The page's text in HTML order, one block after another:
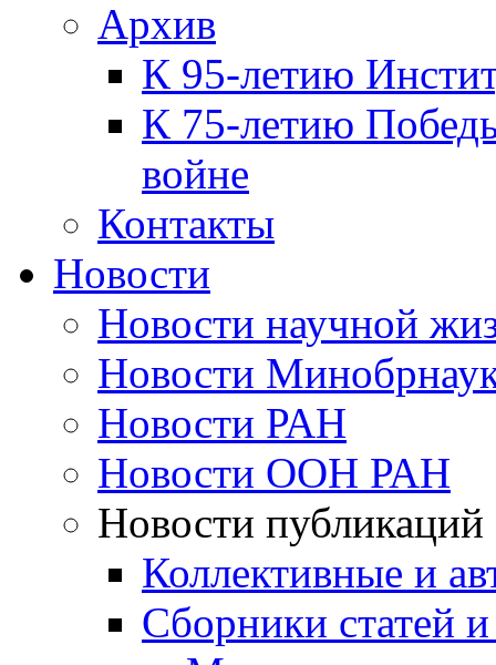
Архив
К 95-летию
К 75-летию
войне
Контакты
Новости
Новости научной
Новости
Новости РАН
Новости ООН РАН
Новости публикаций
Коллективные и
Сборники статей